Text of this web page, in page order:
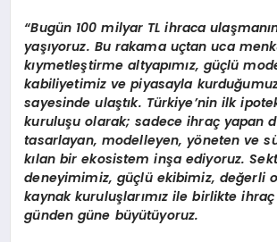
“Bugün 100 milyar TL ihraca
yaşıyoruz. Bu rakama uçtan uca
kıymetleştirme altyapımız, güçlü
kabiliyetimiz ve piyasayla
sayesinde ulaştık. Türkiye’nin ilk
kuruluşu olarak; sadece ihraç yapan
tasarlayan, modelleyen, yöneten ve
kılan bir ekosistem inşa ediyoruz. Sekt
deneyimimiz, güçlü ekibimiz, değerli
kaynak kuruluşlarımız ile birlikte
günden güne büyütüyoruz.